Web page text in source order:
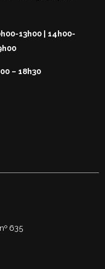
13h00 | 14h00-
– 18h30
635